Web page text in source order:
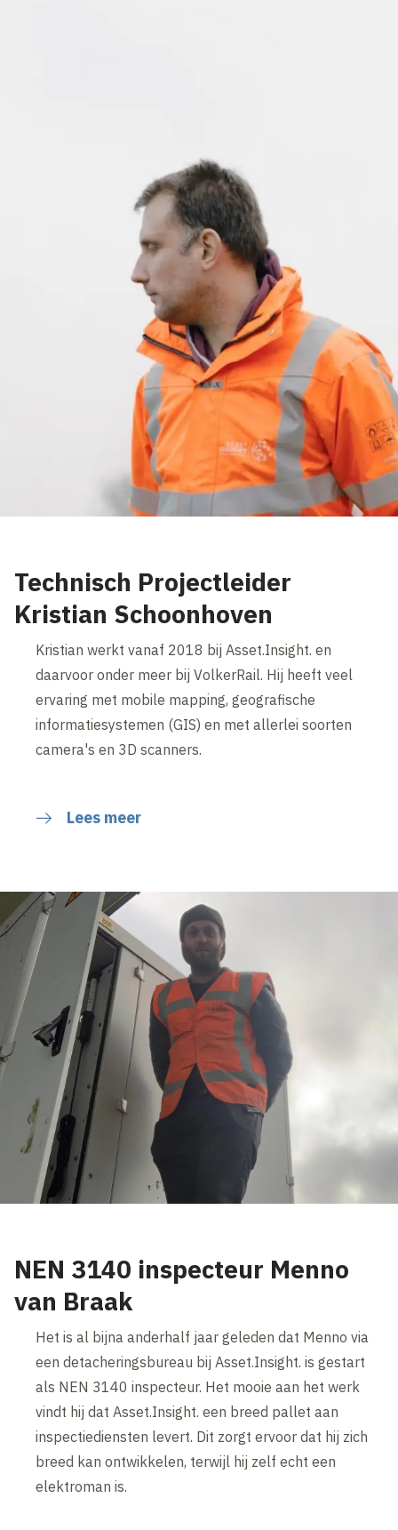
Technisch Projectleider
Kristian Schoonhoven
Kristian werkt vanaf 2018 bij Asset.Insight. en
daarvoor onder meer bij VolkerRail. Hij heeft veel
ervaring met mobile mapping, geografische
informatiesystemen (GIS) en met allerlei soorten
camera's en 3D scanners.
Lees meer
NEN 3140 inspecteur Menno
van Braak
Het is al bijna anderhalf jaar geleden dat Menno via
een detacheringsbureau bij Asset.Insight. is gestart
als NEN 3140 inspecteur. Het mooie aan het werk
vindt hij dat Asset.Insight. een breed pallet aan
inspectiediensten levert. Dit zorgt ervoor dat hij zich
breed kan ontwikkelen, terwijl hij zelf echt een
elektroman is.